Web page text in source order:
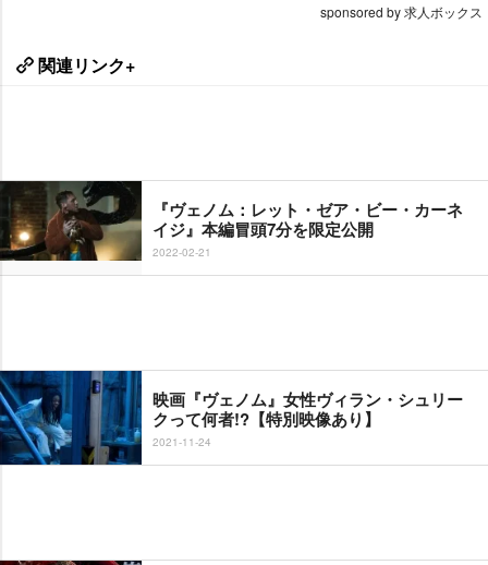
sponsored by 求人ボックス
関連リンク+
『ヴェノム：レット・ゼア・ビー・カーネ
イジ』本編冒頭7分を限定公開
2022-02-21
映画『ヴェノム』女性ヴィラン・シュリー
クって何者!?【特別映像あり】
2021-11-24